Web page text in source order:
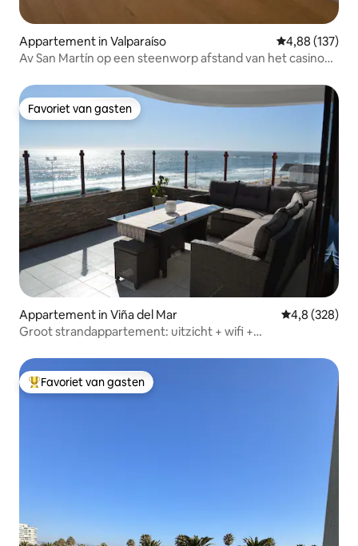
Appartement in Valparaíso Gemiddelde
4,88 (137)
Av San Martín op een steenworp afstand van het casino
Favoriet van gasten
Favoriet van gasten
Appartement in Viña del Mar Gemiddelde
4,8 (328)
Groot strandappartement: uitzicht + wifi +
Topfavoriet van gasten
Favoriet van gasten